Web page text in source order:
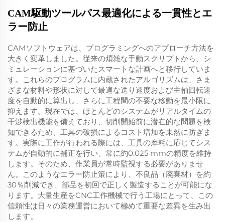
CAM駆動ツールパス最適化による一貫性とエ
ラー防止
CAMソフトウェアは、プログラミングへのアプローチ方法を
大きく変革しました。従来の煩雑な手動スクリプトから、シ
ミュレーションに基づいたスマートな計画へと移行していま
す。これらのプログラムに内蔵されたアルゴリズムは、さま
ざまな材料や形状に対して最適な送り速度および主軸回転速
度を自動的に算出し、さらに工程間の不要な移動を最小限に
抑えます。現在では、ほとんどのシステムがリアルタイムの
干渉検出機能を備えており、切削開始前に潜在的な問題を検
知できるため、工具の破損によるコスト増加を未然に防ぎま
す。実際に工作が行われる際には、工具の摩耗に応じてシス
テムが自動的に補正を行い、常に約0.025 mmの精度を維持
します。そのため、作業員が常時監視する必要がありませ
ん。このようなエラー防止策により、不良品（廃棄材）を約
30％削減でき、部品を初回で正しく製造することが可能にな
ります。大量生産をCNC工作機械で行う工場にとって、この
信頼性は日々の業務運営において極めて重要な差異を生み出
します。